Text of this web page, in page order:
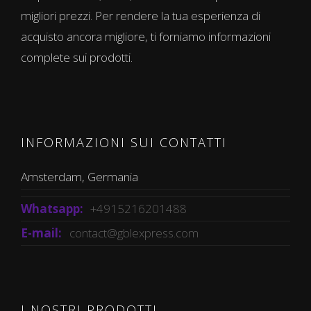
migliori prezzi. Per rendere la tua esperienza di
acquisto ancora migliore, ti forniamo informazioni
complete sui prodotti.
INFORMAZIONI SUI CONTATTI
Amsterdam, Germania
Whatsapp: +4915216201488
E-mail: contact@gblexpress.com